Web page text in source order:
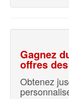
Gagnez
offres
Obtenez